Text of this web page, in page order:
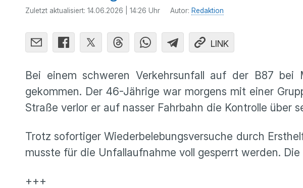
Zuletzt aktualisiert: 14.06.2026 | 14:26 Uhr Autor: Redaktion
LINK
Bei einem schweren Verkehrsunfall auf der B87 bei
gekommen. Der 46-Jährige war morgens mit einer
Straße verlor er auf nasser Fahrbahn die Kontrolle über
Trotz sofortiger Wiederbelebungsversuche durch
musste für die Unfallaufnahme voll gesperrt werden.
+++